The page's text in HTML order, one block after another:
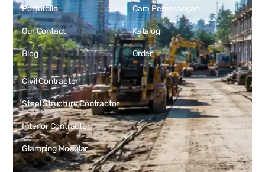
Portofolio
Our Contact
Blog
Civil Contractor
Steel Structure Contractor
Interior Contractor
Glamping Modular
Cara Pemasangan
Katalog
Order